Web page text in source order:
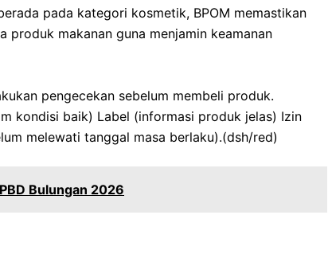
pada kategori kosmetik, BPOM memastikan
produk makanan guna menjamin keamanan
pengecekan sebelum membeli produk.
kondisi baik) ​Label (informasi produk jelas) ​Izin
melewati tanggal masa berlaku).(dsh/red)
Bulungan 2026